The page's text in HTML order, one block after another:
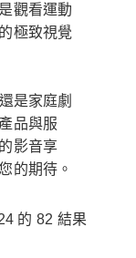
觀看運動
極致視覺
是家庭劇
品與服
影音享
的期待。
的 82 結果